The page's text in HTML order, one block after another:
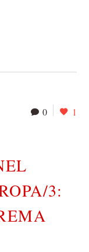
0 1
3: